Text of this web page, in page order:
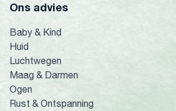
Ons advies
Baby & Kind
Huid
Luchtwegen
Maag & Darmen
Ogen
Rust & Ontspanning